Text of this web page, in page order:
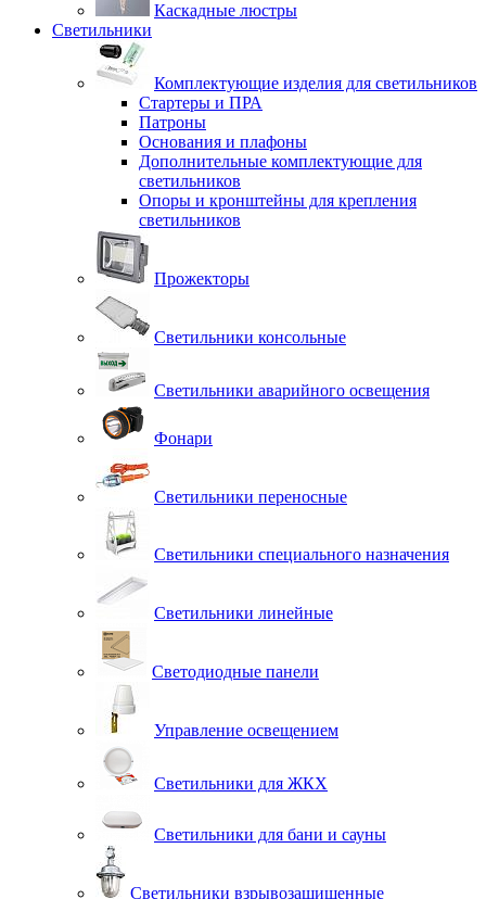
Каскадные люстры
Светильники
Комплектующие изделия для светильников
Стартеры и ПРА
Патроны
Основания и плафоны
Дополнительные комплектующие для
светильников
Опоры и кронштейны для крепления
светильников
Прожекторы
Светильники консольные
Светильники аварийного освещения
Фонари
Светильники переносные
Светильники специального назначения
Светильники линейные
Светодиодные панели
Управление освещением
Светильники для ЖКХ
Светильники для бани и сауны
Светильники взрывозащищенные